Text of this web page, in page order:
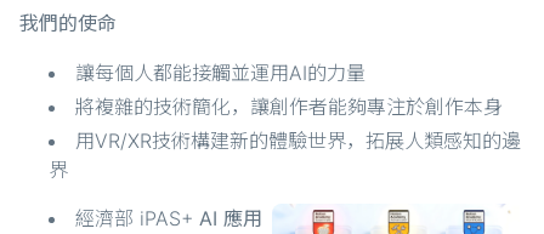
我們的使命
讓每個人都能接觸並運用AI的力量
將複雜的技術簡化，讓創作者能夠專注於創作本身
用VR/XR技術構建新的體驗世界，拓展人類感知的邊
界
經濟部 iPAS+ AI 應用